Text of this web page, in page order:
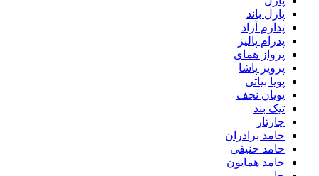
پازل باند
پدارم آزاد
پدرام پالیز
پرواز همای
پرویز پاشا
پویا بیاتی
پویان نجف
تیک بند
چارتار
حامد برادران
حامد حنیفی
حامد همایون